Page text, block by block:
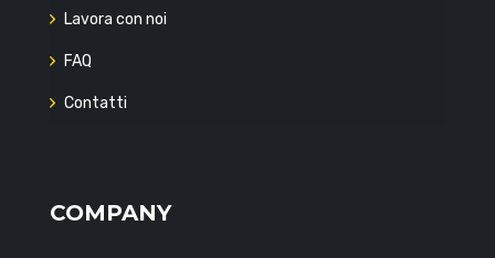
Lavora con noi
FAQ
Contatti
COMPANY